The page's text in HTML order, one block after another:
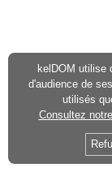
kelDOM utilise
d'audience de
utilisés
Consultez